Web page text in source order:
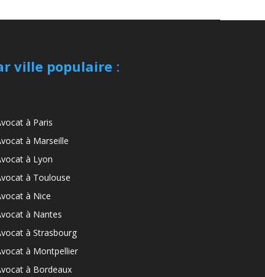
ville populaire:
à Paris
à Marseille
à Lyon
à Toulouse
à Nice
à Nantes
à Strasbourg
à Montpellier
à Bordeaux